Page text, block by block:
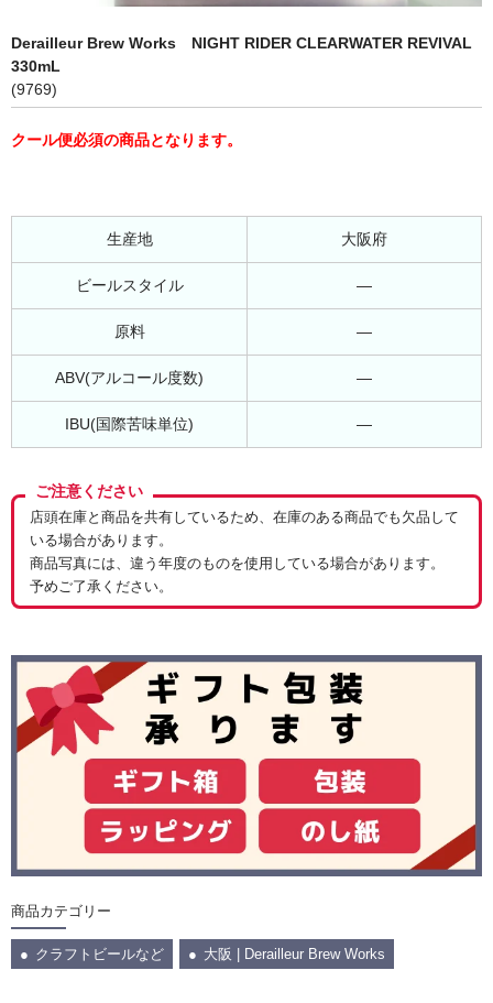
Derailleur Brew Works NIGHT RIDER CLEARWATER REVIVAL
330mL
(9769)
クール便必須の商品となります。
生産地 大阪府
ビールスタイル ―
原料 ―
ABV(アルコール度数) ―
IBU(国際苦味単位) ―
ご注意ください
店頭在庫と商品を共有しているため、在庫のある商品でも欠品して
いる場合があります。
商品写真には、違う年度のものを使用している場合があります。
予めご了承ください。
商品カテゴリー
クラフトビールなど 大阪 | Derailleur Brew Works